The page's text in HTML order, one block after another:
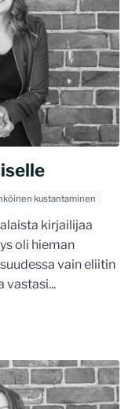
kustantaminen
kirjailijaa
oli hieman
vain eliitin
vastasi...